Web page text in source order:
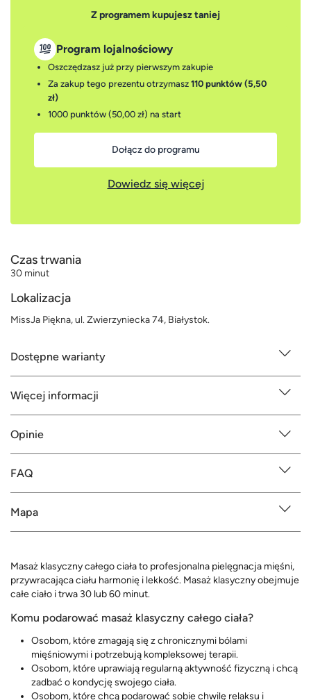
Z programem kupujesz taniej
Program lojalnościowy
Oszczędzasz już przy pierwszym zakupie
Za zakup tego prezentu otrzymasz 110 punktów (5,50
zł)
1000 punktów (50,00 zł) na start
Dołącz do programu
Dowiedz się więcej
Czas trwania
30 minut
Lokalizacja
MissJa Piękna, ul. Zwierzyniecka 74, Białystok.
Dostępne warianty
Więcej informacji
Opinie
FAQ
Mapa
Masaż klasyczny całego ciała to profesjonalna pielęgnacja mięśni,
przywracająca ciału harmonię i lekkość. Masaż klasyczny obejmuje
całe ciało i trwa 30 lub 60 minut.
Komu podarować masaż klasyczny całego ciała?
Osobom, które zmagają się z chronicznymi bólami
mięśniowymi i potrzebują kompleksowej terapii.
Osobom, które uprawiają regularną aktywność fizyczną i chcą
zadbać o kondycję swojego ciała.
Osobom, które chcą podarować sobie chwilę relaksu i